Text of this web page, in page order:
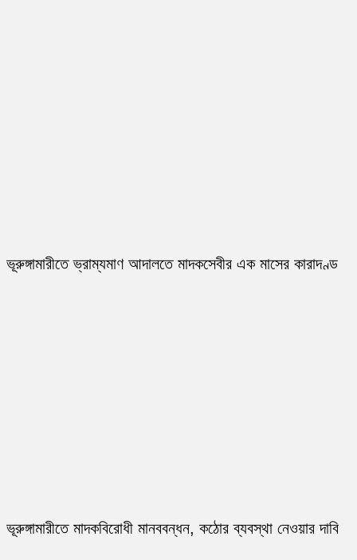
ভূরুঙ্গামারীতে ভ্রাম্যমাণ আদালতে মাদকসেবীর এক মাসের কারাদণ্ড
ভূরুঙ্গামারীতে মাদকবিরোধী মানববন্ধন, কঠোর ব্যবস্থা নেওয়ার দাবি